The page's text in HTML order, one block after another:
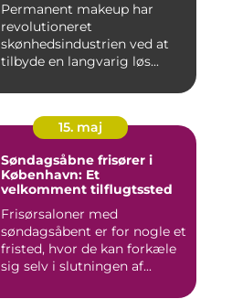
Permanent makeup har
revolutioneret
skønhedsindustrien ved at
tilbyde en langvarig løs...
15. maj
Søndagsåbne frisører i
København: Et
velkomment tilflugtssted
Frisørsaloner med
søndagsåbent er for nogle et
fristed, hvor de kan forkæle
sig selv i slutningen af...